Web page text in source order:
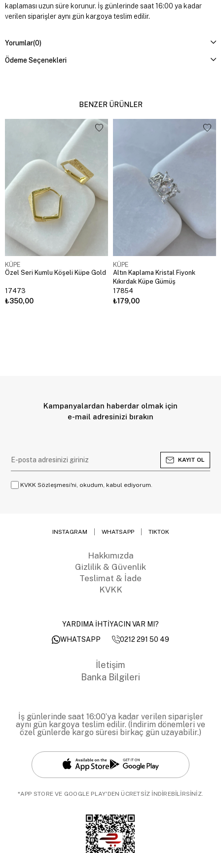
kaplaması uzun süre korunur. İş günlerinde saat 16:00 ya kadar
verilen siparişler aynı gün kargoya teslim edilir.
Yorumlar(0)
Ödeme Seçenekleri
BENZER ÜRÜNLER
KÜPE
Özel Seri Kumlu Köşeli Küpe Gold
17473
₺350,00
KÜPE
Altın Kaplama Kristal Fiyonk
Kıkırdak Küpe Gümüş
17854
₺179,00
Kampanyalardan haberdar olmak için
e-mail adresinizi bırakın
KAYIT OL
KVKK Sözleşmesi'ni, okudum, kabul ediyorum.
INSTAGRAM WHATSAPP TIKTOK
Hakkımızda
Gizlilik & Güvenlik
Teslimat & İade
KVKK
YARDIMA İHTİYACIN VAR MI?
WHATSAPP
0212 291 50 49
İletişim
Banka Bilgileri
İş günlerinde saat 16:00’ya kadar verilen siparişler
aynı gün kargoya teslim edilir. (İndirim dönemleri ve
özel günlerde kargo süresi birkaç gün uzayabilir.)
*APP STORE VE GOOGLE PLAY'DEN ÜCRETSİZ İNDİREBİLİRSİNİZ.